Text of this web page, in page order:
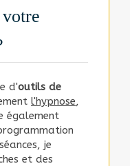
votre
d'outils de
l'hypnose,
également
je
et des